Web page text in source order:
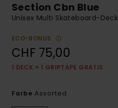
Section Cbn Blue
Unisex Multi Skateboard-Deck
ECO-BONUS
CHF 75,00
1 DECK = 1 GRIPTAPE GRATIS
Farbe Assorted